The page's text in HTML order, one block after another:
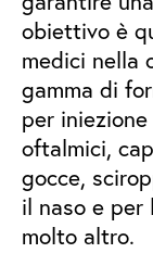
obiettivo è
medici nella
gamma di
per
oftalmici,
gocce,
il naso e per
molto altro.